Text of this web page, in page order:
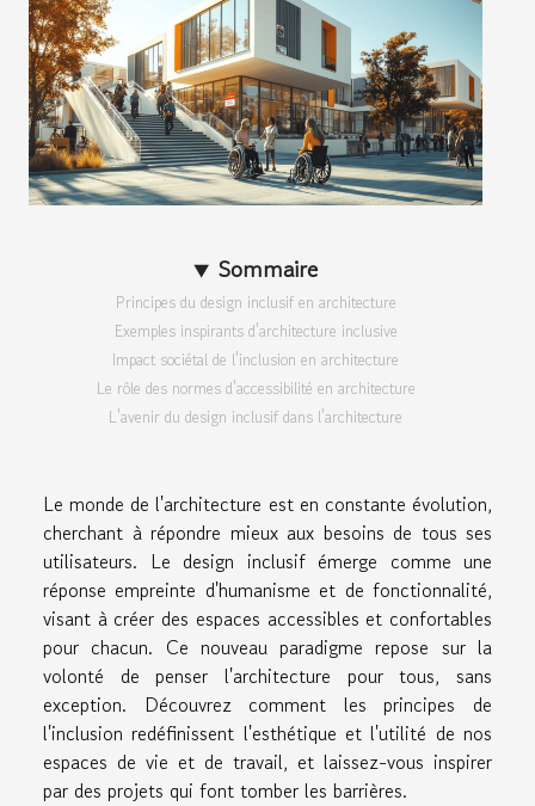
Sommaire
Principes du design inclusif en architecture
Exemples inspirants d'architecture inclusive
Impact sociétal de l'inclusion en architecture
Le rôle des normes d'accessibilité en architecture
L'avenir du design inclusif dans l'architecture
Le monde de l'architecture est en constante évolution,
cherchant à répondre mieux aux besoins de tous ses
utilisateurs. Le design inclusif émerge comme une
réponse empreinte d'humanisme et de fonctionnalité,
visant à créer des espaces accessibles et confortables
pour chacun. Ce nouveau paradigme repose sur la
volonté de penser l'architecture pour tous, sans
exception. Découvrez comment les principes de
l'inclusion redéfinissent l'esthétique et l'utilité de nos
espaces de vie et de travail, et laissez-vous inspirer
par des projets qui font tomber les barrières.